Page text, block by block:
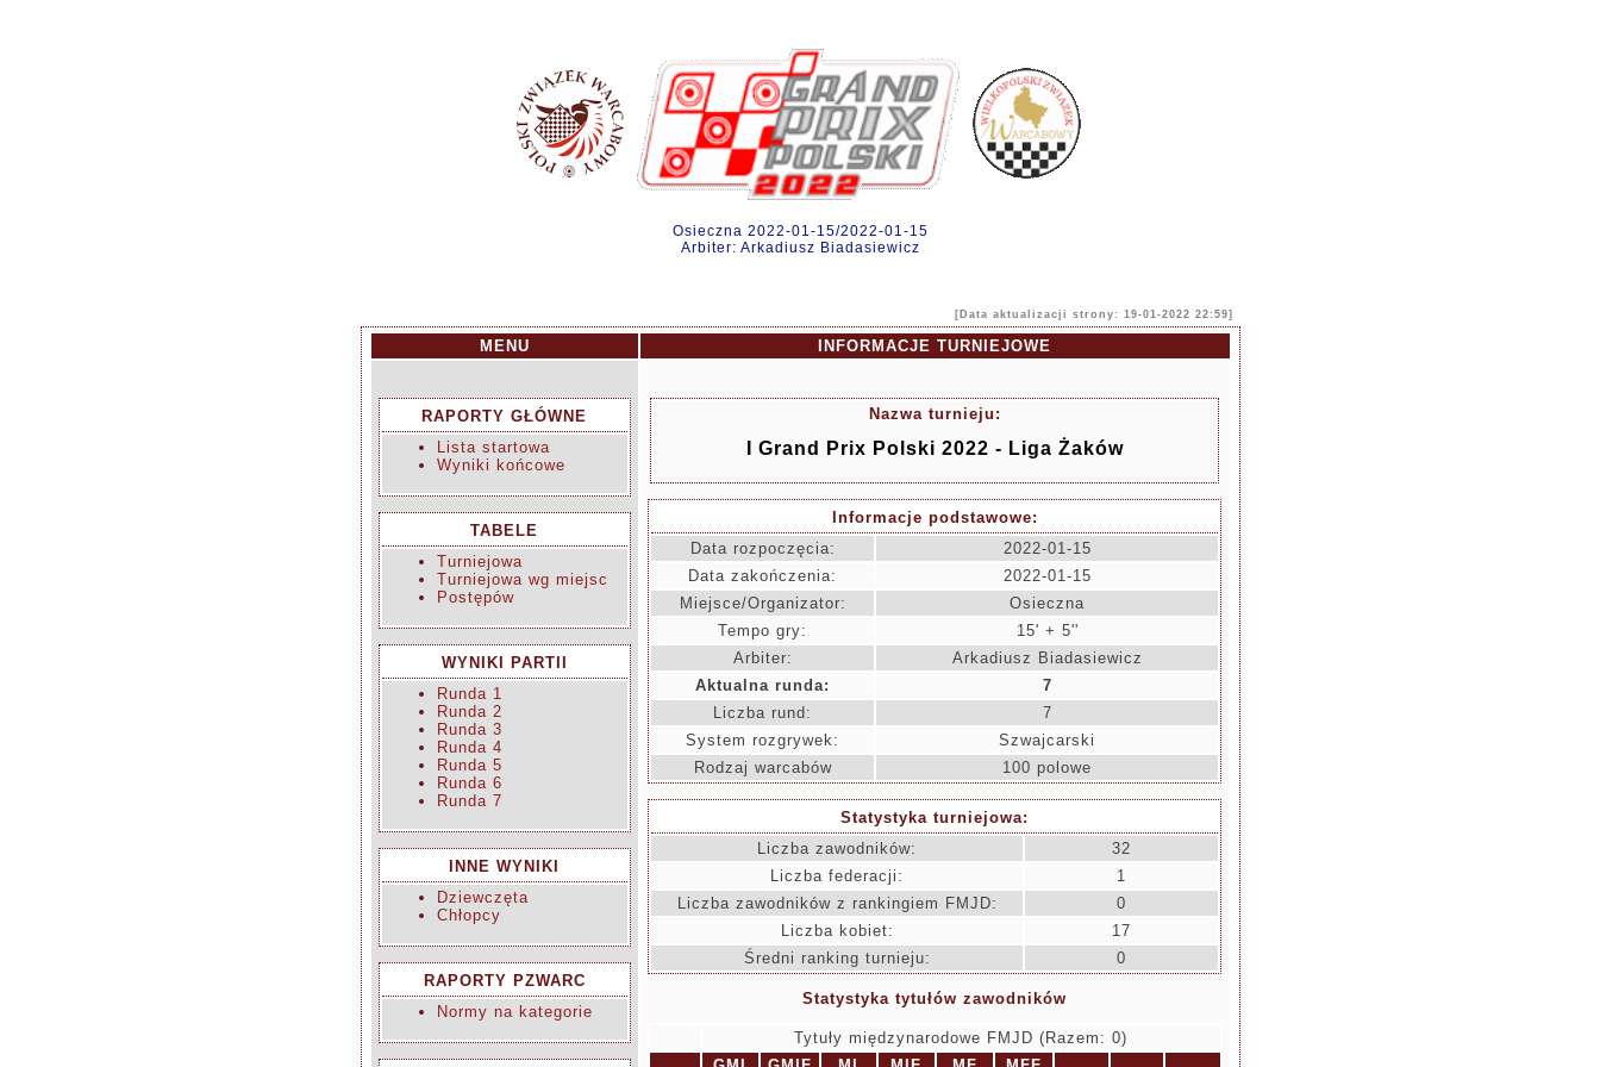
Osieczna 2022-01-15/2022-01-15
Arbiter: Arkadiusz Biadasiewicz
[Data aktualizacji strony: 19-01-2022 22:59]
MENU INFORMACJE TURNIEJOWE
RAPORTY GŁÓWNE
Lista startowa
Wyniki końcowe
TABELE
Turniejowa
Turniejowa wg miejsc
Postępów
WYNIKI PARTII
Runda 1
Runda 2
Runda 3
Runda 4
Runda 5
Runda 6
Runda 7
INNE WYNIKI
Dziewczęta
Chłopcy
RAPORTY PZWARC
Normy na kategorie
Nazwa turnieju:
I Grand Prix Polski 2022 - Liga Żaków
Informacje podstawowe:
Data rozpoczęcia:
2022-01-15
Data zakończenia:
2022-01-15
Miejsce/Organizator:
Osieczna
Tempo gry:
15' + 5''
Arbiter:
Arkadiusz Biadasiewicz
Aktualna runda:
7
Liczba rund:
7
System rozgrywek:
Szwajcarski
Rodzaj warcabów
100 polowe
Statystyka turniejowa:
Liczba zawodników:
32
Liczba federacji:
1
Liczba zawodników z rankingiem FMJD:
0
Liczba kobiet:
17
Średni ranking turnieju:
0
Statystyka tytułów zawodników
Tytuły międzynarodowe FMJD (Razem: 0)